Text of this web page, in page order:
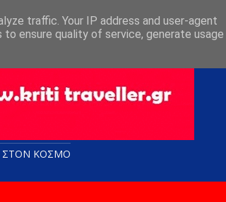
KOΣΜΟ
traffic. Your IP address and user-agent
ensure quality of service, generate usage